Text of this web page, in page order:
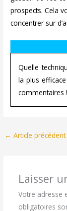
prospects. Cela
concentrer sur
Quelle
la plus
commentaires !
← Article précédent
Laisser
Votre adresse
obligatoires